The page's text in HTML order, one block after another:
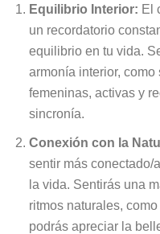
Equilibrio Interior: El
un recordatorio
equilibrio en tu vida.
armonía interior,
femeninas, activas y
sincronía.
Conexión con la
sentir más conectado/
la vida. Sentirás una
ritmos naturales,
podrás apreciar la